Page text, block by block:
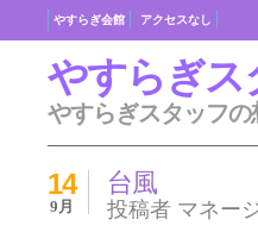
やすらぎス
やすらぎスタッフの
やすらぎ会館 アクセスなし
台風
14
9月 投稿者 マネー